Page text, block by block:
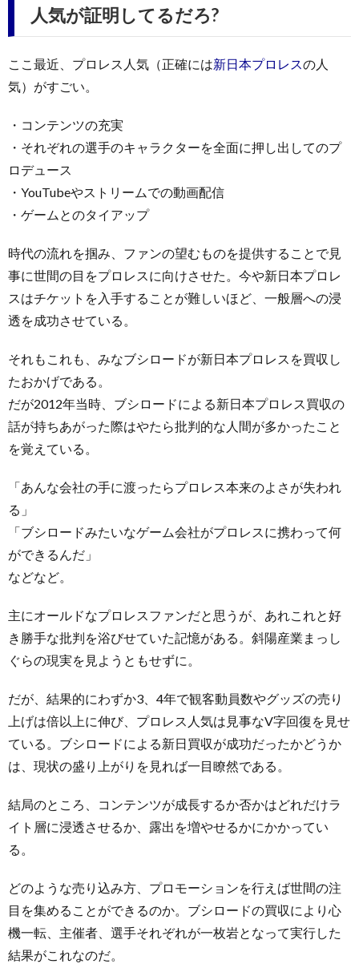
人気が証明してるだろ?
ここ最近、プロレス人気（正確には新日本プロレスの人
気）がすごい。
・コンテンツの充実
・それぞれの選手のキャラクターを全面に押し出してのプ
ロデュース
・YouTubeやストリームでの動画配信
・ゲームとのタイアップ
時代の流れを掴み、ファンの望むものを提供することで見
事に世間の目をプロレスに向けさせた。今や新日本プロレ
スはチケットを入手することが難しいほど、一般層への浸
透を成功させている。
それもこれも、みなブシロードが新日本プロレスを買収し
たおかげである。
だが2012年当時、ブシロードによる新日本プロレス買収の
話が持ちあがった際はやたら批判的な人間が多かったこと
を覚えている。
「あんな会社の手に渡ったらプロレス本来のよさが失われ
る」
「ブシロードみたいなゲーム会社がプロレスに携わって何
ができるんだ」
などなど。
主にオールドなプロレスファンだと思うが、あれこれと好
き勝手な批判を浴びせていた記憶がある。斜陽産業まっし
ぐらの現実を見ようともせずに。
だが、結果的にわずか3、4年で観客動員数やグッズの売り
上げは倍以上に伸び、プロレス人気は見事なV字回復を見せ
ている。ブシロードによる新日買収が成功だったかどうか
は、現状の盛り上がりを見れば一目瞭然である。
結局のところ、コンテンツが成長するか否かはどれだけラ
イト層に浸透させるか、露出を増やせるかにかかってい
る。
どのような売り込み方、プロモーションを行えば世間の注
目を集めることができるのか。ブシロードの買収により心
機一転、主催者、選手それぞれが一枚岩となって実行した
結果がこれなのだ。